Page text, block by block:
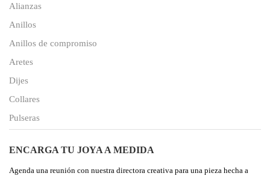
Alianzas
Anillos
Anillos de compromiso
Aretes
Dijes
Collares
Pulseras
ENCARGA TU JOYA A MEDIDA
Agenda una reunión con nuestra directora creativa para una pieza hecha a